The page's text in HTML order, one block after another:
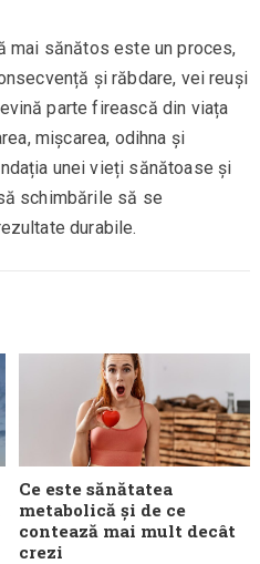
mai sănătos este un proces,
și răbdare, vei reuși
parte firească din viața
mișcarea, odihna și
unei vieți sănătoase și
schimbările să se
durabile.
Ce este sănătatea
metabolică și de ce
contează mai mult decât
crezi